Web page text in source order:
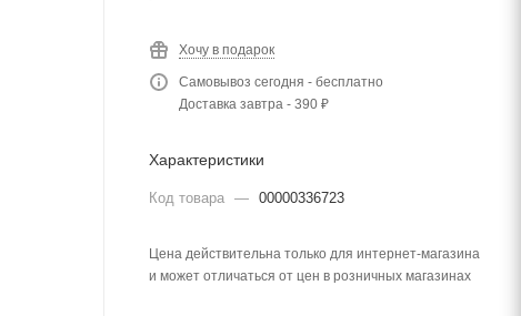
Хочу в подарок
Самовывоз сегодня - бесплатно
Доставка завтра - 390 ₽
Характеристики
Код товара — 00000336723
Цена действительна только для интернет-магазина
и может отличаться от цен в розничных магазинах